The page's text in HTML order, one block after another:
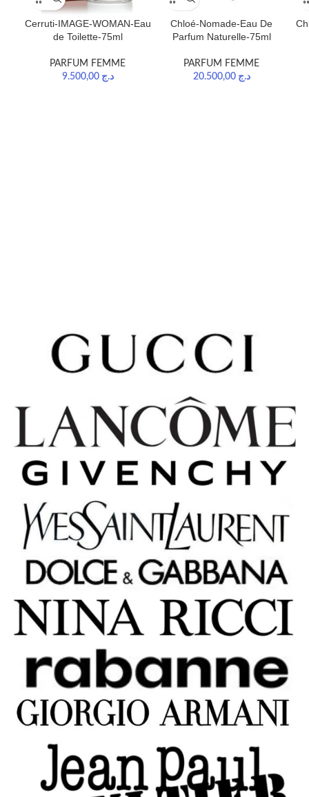
Cerruti-IMAGE-WOMAN-Eau
de Toilette-75ml
PARFUM FEMME
د.ج 9.500,00
Chloé-Nomade-Eau De
Parfum Naturelle-75ml
PARFUM FEMME
د.ج 20.500,00